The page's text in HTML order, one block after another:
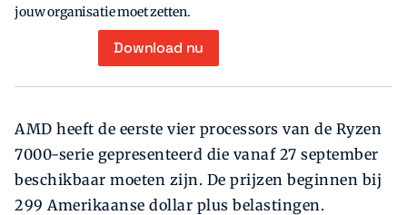
jouw organisatie moet zetten.
Download nu
AMD heeft de eerste vier processors van de Ryzen
7000-serie gepresenteerd die vanaf 27 september
beschikbaar moeten zijn. De prijzen beginnen bij
299 Amerikaanse dollar plus belastingen.